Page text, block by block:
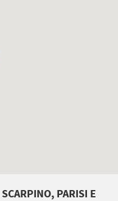
PARISI E